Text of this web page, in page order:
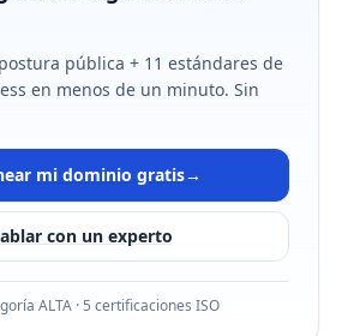
pública + 11 estándares de
en menos de un minuto. Sin
mi dominio gratis→
con un experto
ALTA · 5 certificaciones ISO